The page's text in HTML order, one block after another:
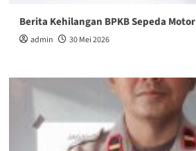
Berita Kehilangan BPKB Sepeda Motor
admin 30 Mei 2026